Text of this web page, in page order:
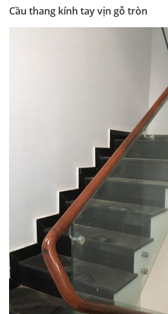
Cầu thang kính tay vịn gỗ tròn